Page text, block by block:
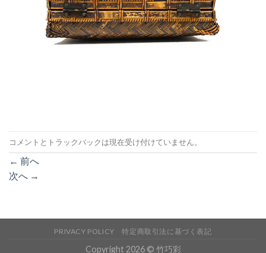
コメントとトラックバックは現在受け付けていません。
← 前へ
次へ →
PRIVACY POLICY 特定商取引法に基づく表記
Copyright 2026 © 竹巧彩